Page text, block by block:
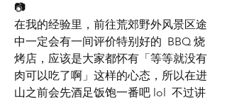
📷
在我的经验里，前往荒郊野外风景区途
中一定会有一间评价特别好的  BBQ 烧
烤店，应该是大家都怀有「等等就没有
肉可以吃了啊」这样的心态，所以在进
山之前会先酒足饭饱一番吧 lol  不过讲